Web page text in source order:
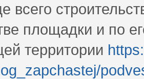
всего
площадки и по
территории